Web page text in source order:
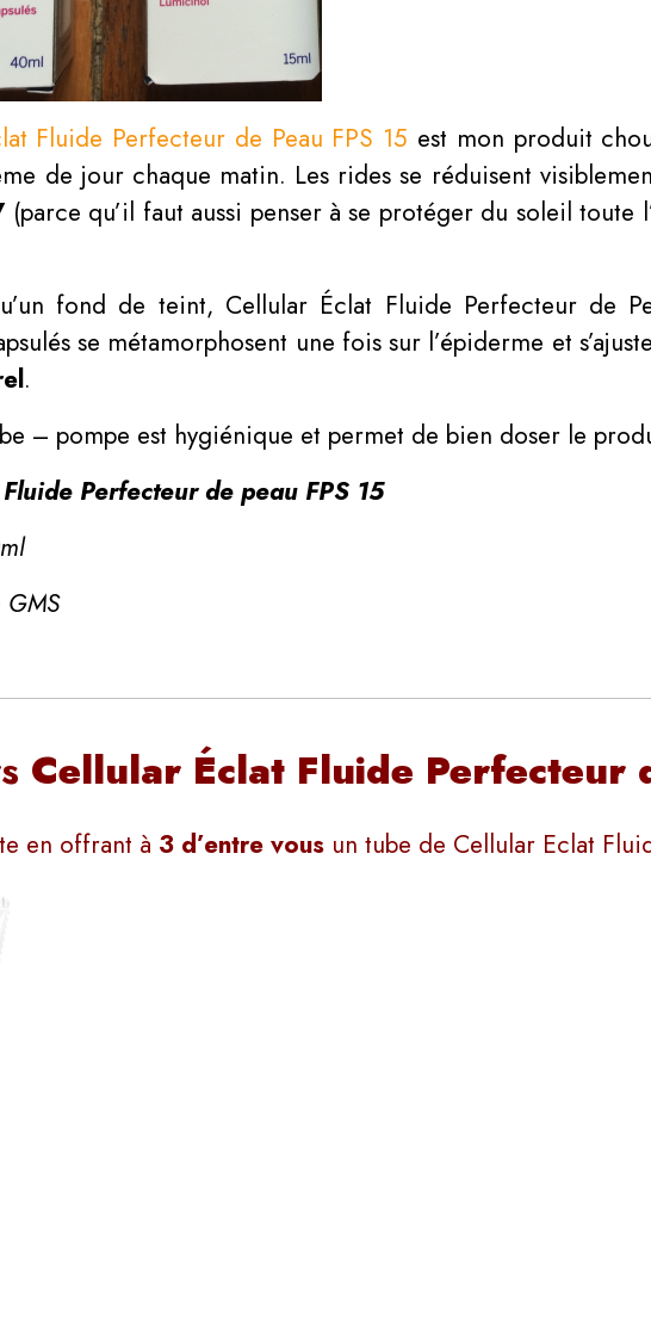
Fluide Perfecteur de Peau FPS 15 est mon produit
de jour chaque matin. Les rides se réduisent
(parce qu’il faut aussi penser à se protéger du soleil toute
fond de teint, Cellular Éclat Fluide Perfecteur de
se métamorphosent une fois sur l’épiderme et
.
– pompe est hygiénique et permet de bien doser le
Perfecteur de peau FPS 15
GMS
Cellular Éclat Fluide Perfecteur
en offrant à 3 d’entre vous un tube de Cellular Eclat